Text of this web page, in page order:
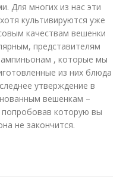
Для многих из нас эти
культивируются уже
качествам вешенки
представителям
, которые мы
из них блюда
утверждение в
вешенкам –
попробовав которую вы
не закончится.